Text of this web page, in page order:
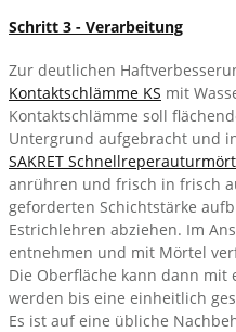
Schritt 3 - Verarbeitung
Zur deutlichen
Kontaktschlämme KS mit
Kontaktschlämme soll
Untergrund aufgebracht und
SAKRET
anrühren und frisch in frisch
geforderten Schichtstärke
Estrichlehren abziehen. Im
entnehmen und mit Mörtel
Die Oberfläche kann dann
werden bis eine einheitlich
Es ist auf eine übliche